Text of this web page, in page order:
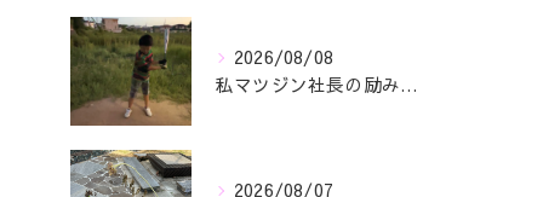
2026/08/08
私マツジン社長の励み👍😊
2026/08/07